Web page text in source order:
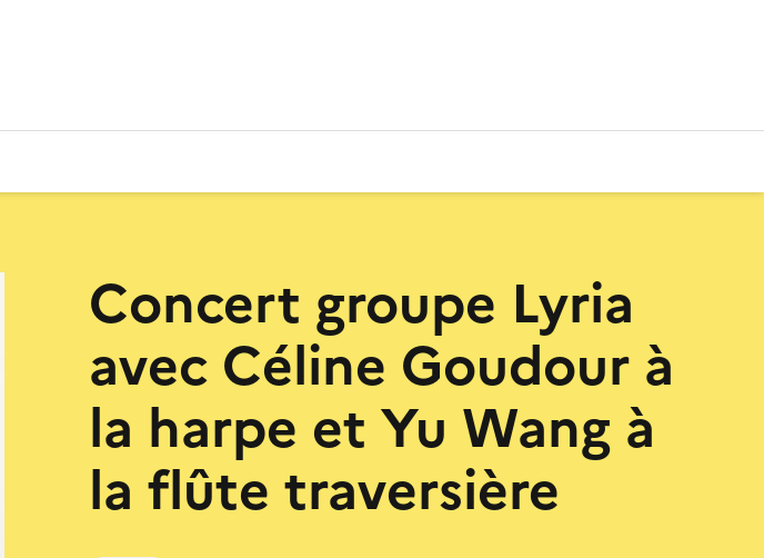
Concert groupe Lyria
avec Céline Goudour à
la harpe et Yu Wang à
la flûte traversière